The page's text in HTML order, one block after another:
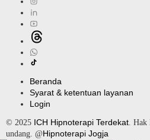
Beranda
Syarat & ketentuan layanan
Login
© 2025 ICH Hipnoterapi Terdekat .
undang. @Hipnoterapi Jogja